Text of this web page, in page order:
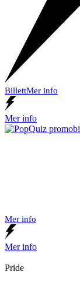
BillettMer info
Mer info
Mer info
Mer info
Pride